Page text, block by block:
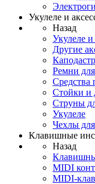
Укулеле и
Назад
Укулеле и
Другие
Ремни
Средства
Стойки и
Струны
Укулеле
Чехлы
Клавишные
Назад
MIDI
MIDI-